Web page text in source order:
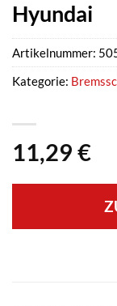
Hyundai
11,29 €
Artikelnummer:
Kategorie: